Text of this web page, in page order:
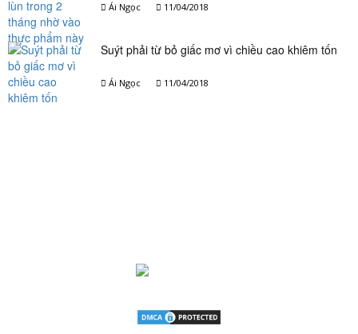
Ái Ngọc 11/04/2018
Suýt phải từ bỏ giấc mơ vì chiều cao khiêm tốn
Ái Ngọc 11/04/2018